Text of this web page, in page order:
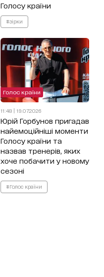
Голосу країни
#зірки
Голос країни
11:48 | 19.07.2026
Юрій Горбунов пригадав
найемоційніші моменти
Голосу країни та
назвав тренерів, яких
хоче побачити у новому
сезоні
#Голос країни